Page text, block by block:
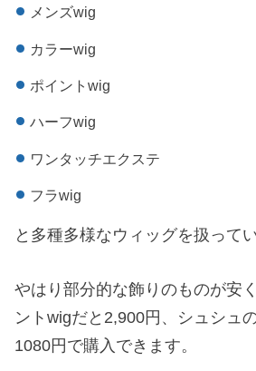
メンズwig
カラーwig
ポイントwig
ハーフwig
ワンタッチエクステ
フラwig
と多種多様なウィッグを扱ってい
やはり部分的な飾りのものが安
ントwigだと2,900円、シュシュ
1080円で購入できます。